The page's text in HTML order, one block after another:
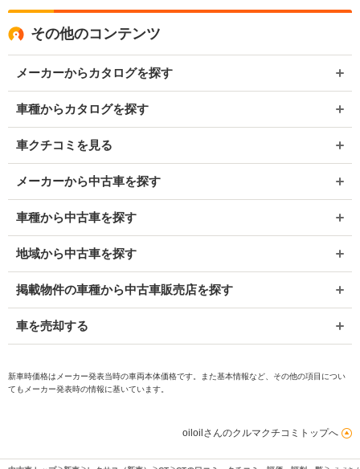
その他のコンテンツ
メーカーからカタログを探す
車種からカタログを探す
車クチコミを見る
メーカーから中古車を探す
車種から中古車を探す
地域から中古車を探す
掲載物件の車種から中古車販売店を探す
車を売却する
新車時価格はメーカー発表当時の車両本体価格です。また基本情報など、その他の項目につい
てもメーカー発表時の情報に基いています。
oiloilさんのクルマクチコミトップへ